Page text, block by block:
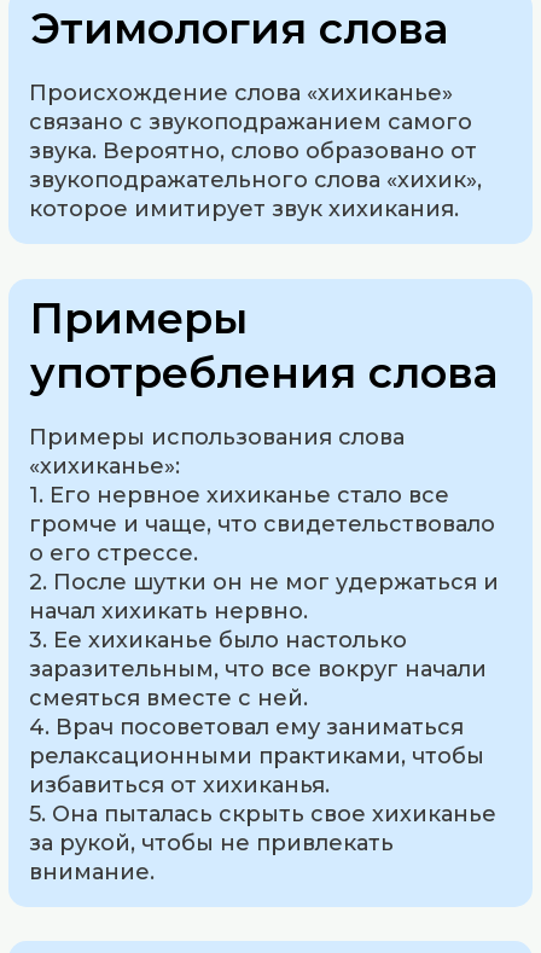
Этимология слова
Происхождение слова «хихиканье»
связано с звукоподражанием самого
звука. Вероятно, слово образовано от
звукоподражательного слова «хихик»,
которое имитирует звук хихикания.
Примеры
употребления слова
Примеры использования слова
«хихиканье»:
1. Его нервное хихиканье стало все
громче и чаще, что свидетельствовало
о его стрессе.
2. После шутки он не мог удержаться и
начал хихикать нервно.
3. Ее хихиканье было настолько
заразительным, что все вокруг начали
смеяться вместе с ней.
4. Врач посоветовал ему заниматься
релаксационными практиками, чтобы
избавиться от хихиканья.
5. Она пыталась скрыть свое хихиканье
за рукой, чтобы не привлекать
внимание.